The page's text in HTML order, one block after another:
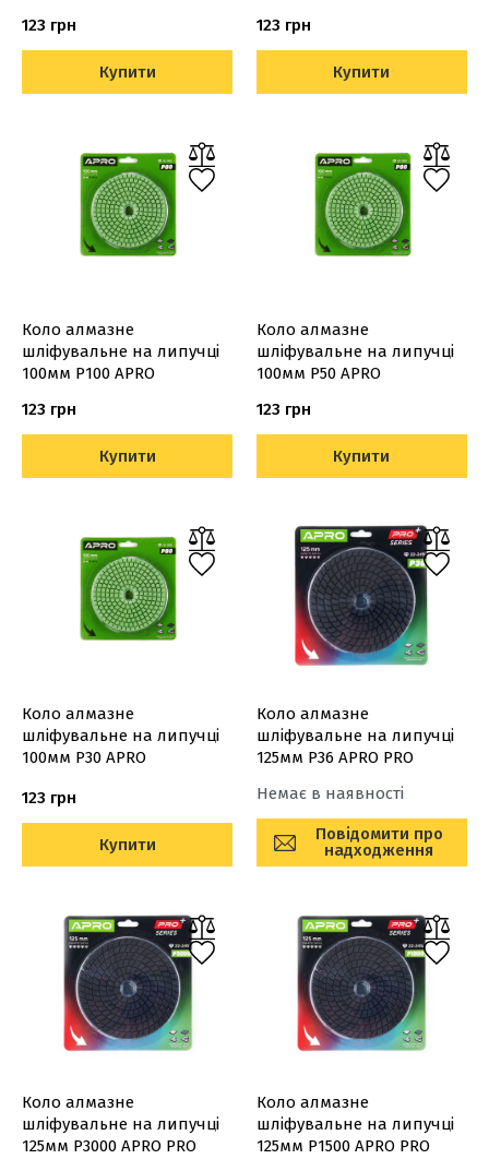
123 грн
Купити
123 грн
Купити
Коло алмазне
шліфувальне на липучці
100мм Р100 APRO
123 грн
Купити
Коло алмазне
шліфувальне на липучці
100мм Р50 APRO
123 грн
Купити
Коло алмазне
шліфувальне на липучці
100мм Р30 APRO
123 грн
Купити
Коло алмазне
шліфувальне на липучці
125мм Р36 APRO PRO
Немає в наявності
Повідомити про
надходження
Коло алмазне
шліфувальне на липучці
125мм Р3000 APRO PRO
Коло алмазне
шліфувальне на липучці
125мм Р1500 APRO PRO